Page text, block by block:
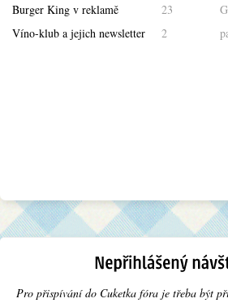
Burger King v reklamě
23
Víno-klub a jejich newsletter
2
Pro přispívání do Cuketka fóra je třeba být